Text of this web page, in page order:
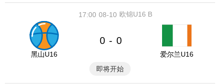
08-10
17:00 欧锦U16 B
黑山U16
0 - 0
爱尔兰U16
即将开始